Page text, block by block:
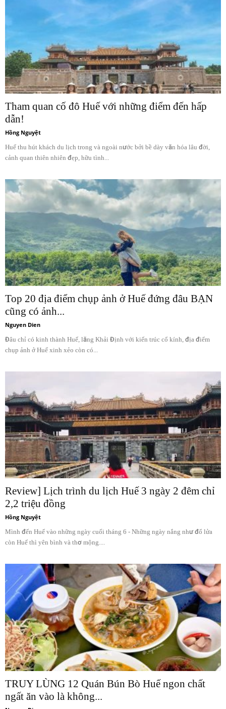
Tham quan cố đô Huế với những điểm đến hấp
dẫn!
Hồng Nguyệt
Huế thu hút khách du lịch trong và ngoài nước bởi bề dày văn hóa lâu đời,
cảnh quan thiên nhiên đẹp, hữu tình...
Top 20 địa điểm chụp ảnh ở Huế đứng đâu BẠN
cũng có ảnh...
Nguyen Dien
Đâu chỉ có kinh thành Huế, lăng Khải Định với kiến trúc cổ kính, địa điểm
chụp ảnh ở Huế xinh xẻo còn có...
Review] Lịch trình du lịch Huế 3 ngày 2 đêm chỉ
2,2 triệu đồng
Hồng Nguyệt
Mình đến Huế vào những ngày cuối tháng 6 - Những ngày nắng như đổ lửa
còn Huế thì yên bình và thơ mộng....
TRUY LÙNG 12 Quán Bún Bò Huế ngon chất
ngất ăn vào là không...